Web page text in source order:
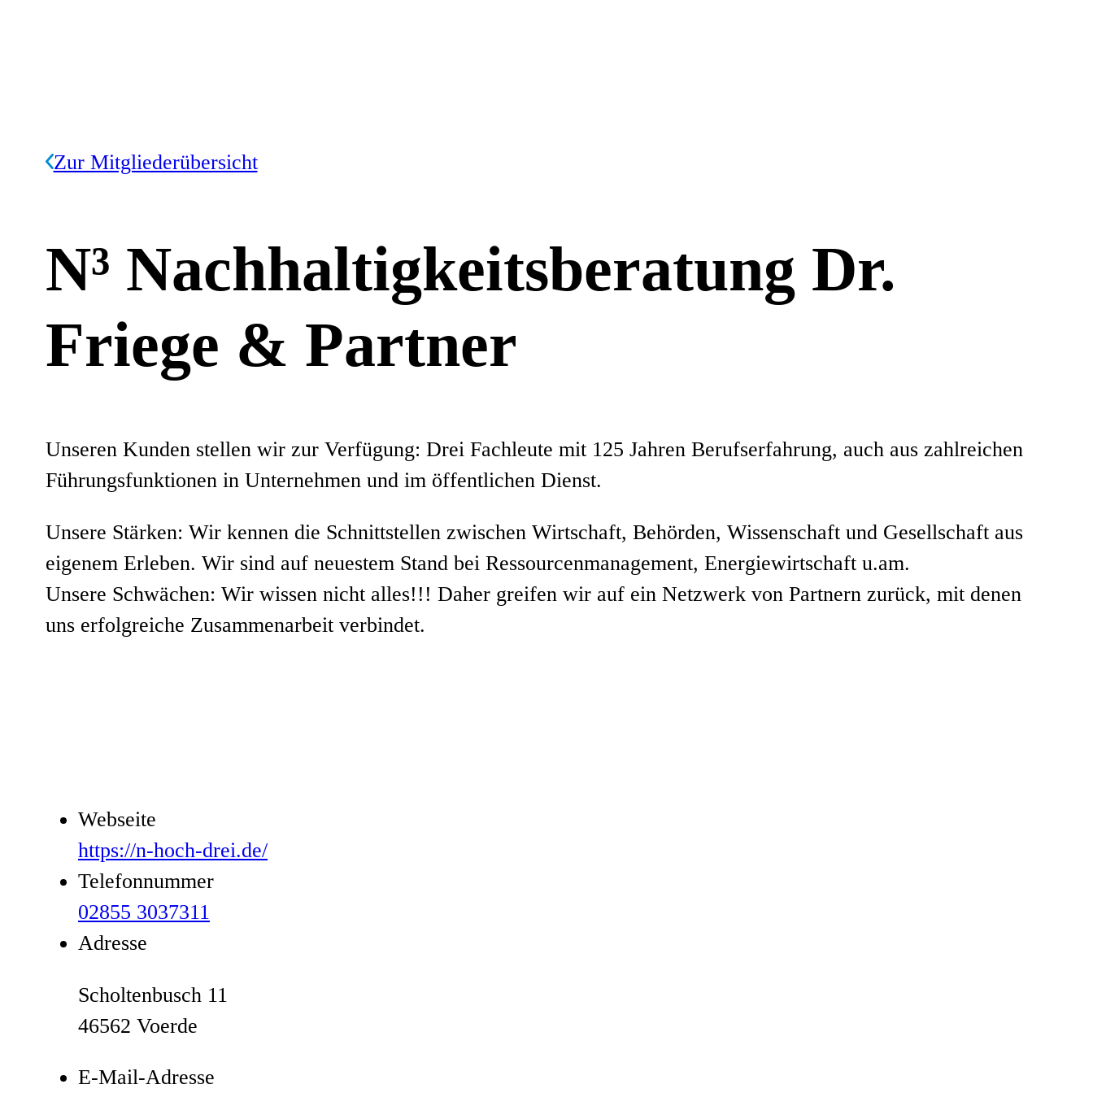
Zur Mitgliederübersicht
N³ Nachhaltigkeitsberatung Dr.
Friege & Partner
Unseren Kunden stellen wir zur Verfügung: Drei Fachleute mit 125 Jahren Berufserfahrung, auch aus zahlreichen
Führungsfunktionen in Unternehmen und im öffentlichen Dienst.
Unsere Stärken: Wir kennen die Schnittstellen zwischen Wirtschaft, Behörden, Wissenschaft und Gesellschaft aus
eigenem Erleben. Wir sind auf neuestem Stand bei Ressourcenmanagement, Energiewirtschaft u.am.
Unsere Schwächen: Wir wissen nicht alles!!! Daher greifen wir auf ein Netzwerk von Partnern zurück, mit denen
uns erfolgreiche Zusammenarbeit verbindet.
Webseite
https://n-hoch-drei.de/
Telefonnummer
02855 3037311
Adresse
Scholtenbusch 11
46562 Voerde
E-Mail-Adresse